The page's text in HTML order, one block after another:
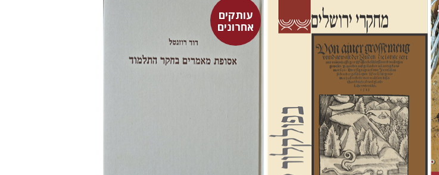
שלום צבר הגר סלמון
חזן-רוקם
עותקים
אחרונים
דוד רוזנטל